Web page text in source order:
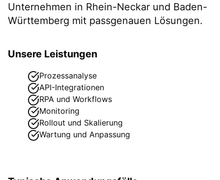
Unternehmen in Rhein-Neckar und Baden-
Württemberg mit passgenauen Lösungen.
Unsere Leistungen
Prozessanalyse
API-Integrationen
RPA und Workflows
Monitoring
Rollout und Skalierung
Wartung und Anpassung